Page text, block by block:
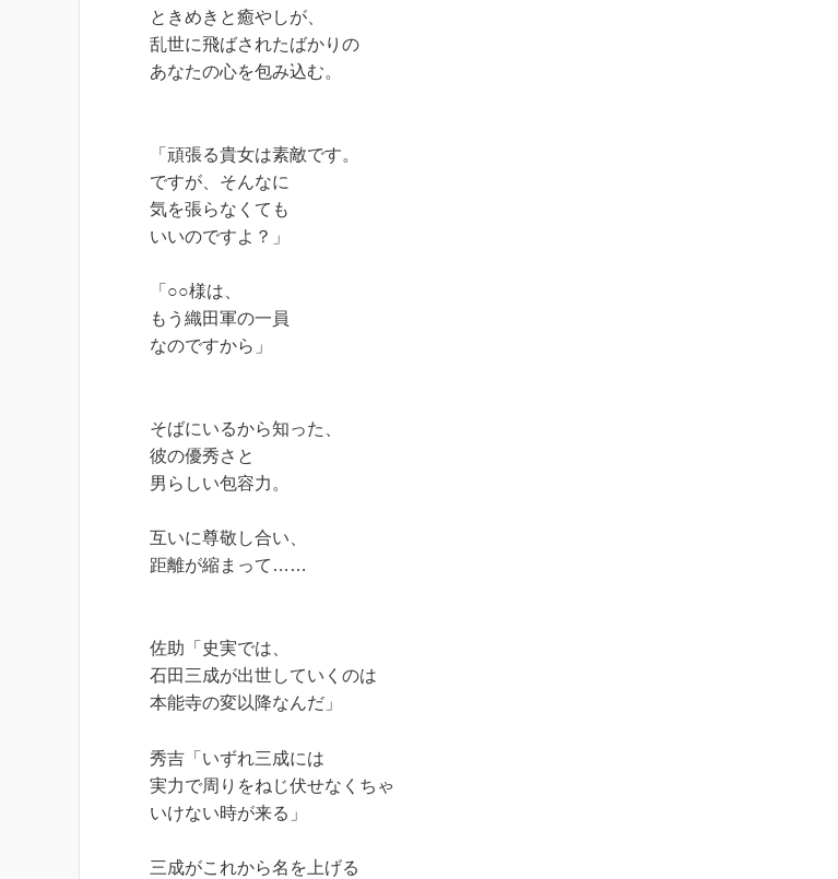
ときめきと癒やしが、
乱世に飛ばされたばかりの
あなたの心を包み込む。
「頑張る貴女は素敵です。
ですが、そんなに
気を張らなくても
いいのですよ？」
「○○様は、
もう織田軍の一員
なのですから」
そばにいるから知った、
彼の優秀さと
男らしい包容力。
互いに尊敬し合い、
距離が縮まって……
佐助「史実では、
石田三成が出世していくのは
本能寺の変以降なんだ」
秀吉「いずれ三成には
実力で周りをねじ伏せなくちゃ
いけない時が来る」
三成がこれから名を上げる